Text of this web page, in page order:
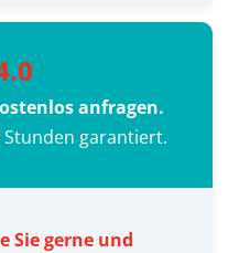
anfragen.
Stunden garantiert.
Sie gerne und